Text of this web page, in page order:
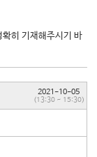
히 기재해주시기 바
2021-10-05
(13:30 ~ 15:30)